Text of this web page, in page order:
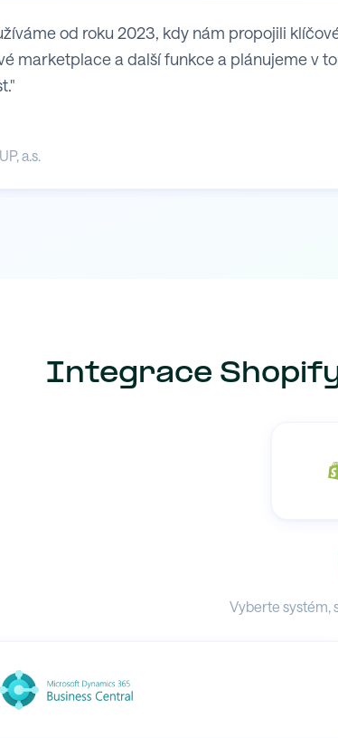
od roku 2023, kdy nám propojili
marketplace a další funkce a plánujeme v
a.s.
Integrace
Vyberte systém,